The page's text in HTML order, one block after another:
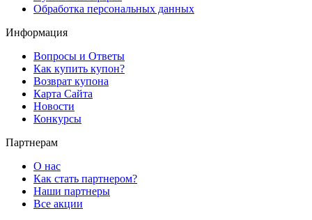
Обработка персональных данных
Информация
Вопросы и Ответы
Как купить купон?
Возврат купона
Карта Сайта
Новости
Конкурсы
Партнерам
О нас
Как стать партнером?
Наши партнеры
Все акции